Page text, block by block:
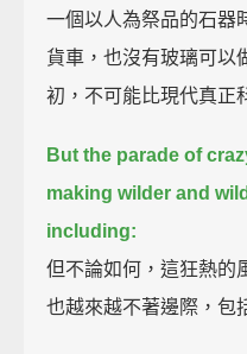
一個以人為祭品的石器
貨車，也沒有玻璃可以
初，不可能比現代真正
But the parade of
making wilder and
including:
但不論如何，這狂熱的
也越來越不著邊際，包